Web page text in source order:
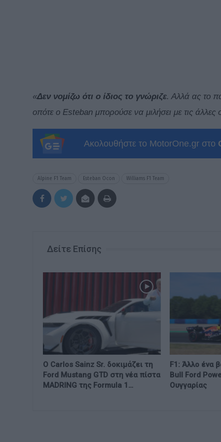
«Δεν νομίζω ότι ο ίδιος το γνώριζε. Αλλά ας το
οπότε ο Esteban μπορούσε να μιλήσει με τις άλλες
Ακολουθήστε το MotorOne.gr στο
Alpine F1 Team Esteban Ocon Williams F1 Team
Δείτε Επίσης
Ο Carlos Sainz Sr. δοκιμάζει τη
Ford Mustang GTD στη νέα πίστα
MADRING της Formula 1…
F1: Άλλο ένα
Bull Ford
Ουγγαρίας